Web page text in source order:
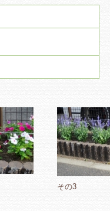
その3